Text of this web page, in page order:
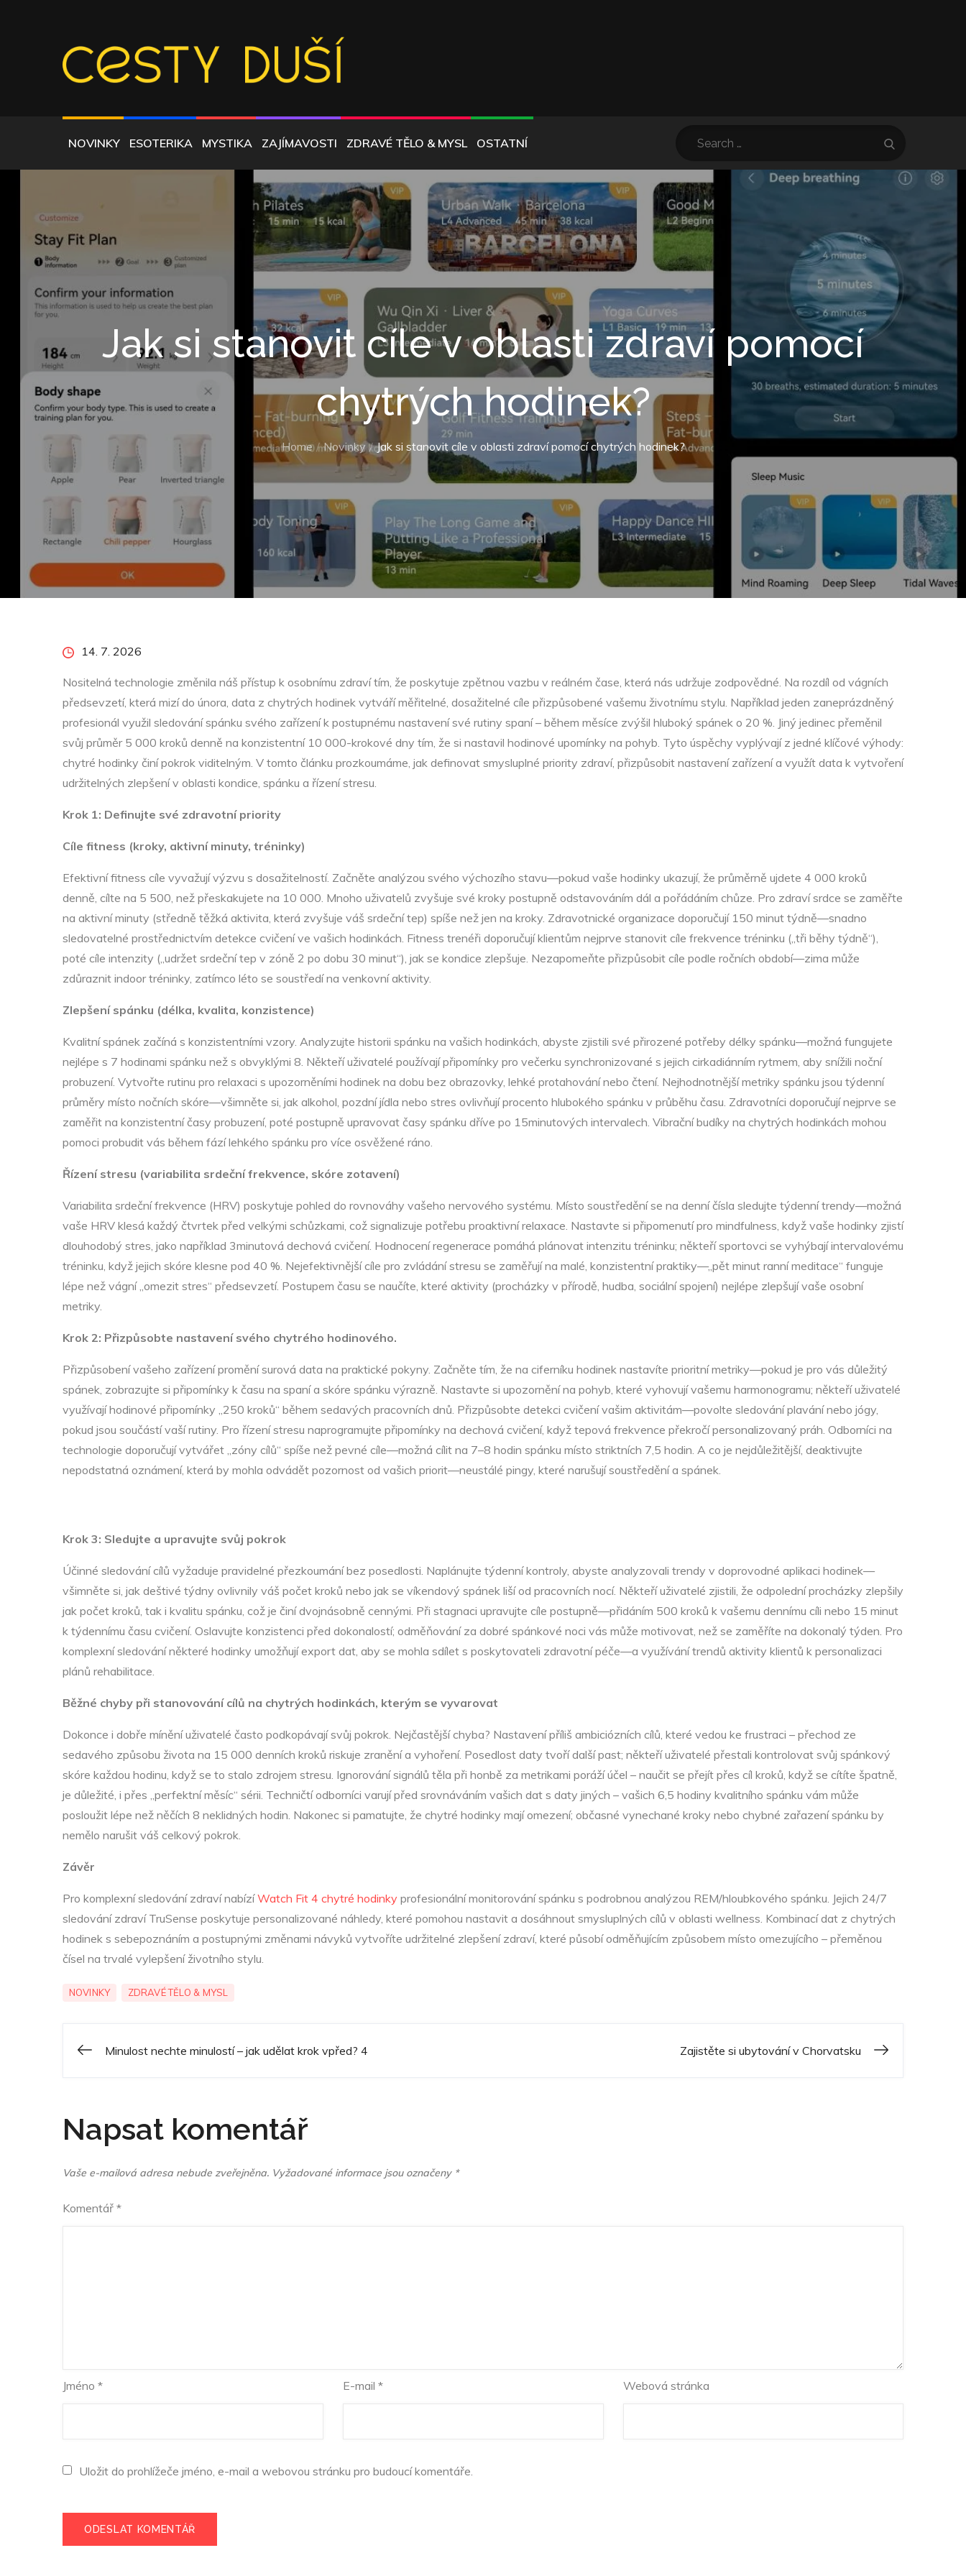
DALŠÍ WEB POUŽÍVAJÍCÍ WORDPRESS
NOVINKY ESOTERIKA MYSTIKA ZAJÍMAVOSTI ZDRAVÉ TĚLO & MYSL OSTATNÍ
Jak si stanovit cíle v oblasti zdraví pomocí
chytrých hodinek?
Home Novinky Jak si stanovit cíle v oblasti zdraví pomocí chytrých hodinek?
Posted14. 7. 2026
Nositelná technologie změnila náš přístup k osobnímu zdraví tím, že poskytuje zpětnou vazbu v reálném čase, která nás udržuje zodpovědné. Na rozdíl od vágních
předsevzetí, která mizí do února, data z chytrých hodinek vytváří měřitelné, dosažitelné cíle přizpůsobené vašemu životnímu stylu. Například jeden zaneprázdněný
profesionál využil sledování spánku svého zařízení k postupnému nastavení své rutiny spaní – během měsíce zvýšil hluboký spánek o 20 %. Jiný jedinec přeměnil
svůj průměr 5 000 kroků denně na konzistentní 10 000-krokové dny tím, že si nastavil hodinové upomínky na pohyb. Tyto úspěchy vyplývají z jedné klíčové výhody:
chytré hodinky činí pokrok viditelným. V tomto článku prozkoumáme, jak definovat smysluplné priority zdraví, přizpůsobit nastavení zařízení a využít data k vytvoření
udržitelných zlepšení v oblasti kondice, spánku a řízení stresu.
Krok 1: Definujte své zdravotní priority
Cíle fitness (kroky, aktivní minuty, tréninky)
Efektivní fitness cíle vyvažují výzvu s dosažitelností. Začněte analýzou svého výchozího stavu—pokud vaše hodinky ukazují, že průměrně ujdete 4 000 kroků
denně, cílte na 5 500, než přeskakujete na 10 000. Mnoho uživatelů zvyšuje své kroky postupně odstavováním dál a pořádáním chůze. Pro zdraví srdce se zaměřte
na aktivní minuty (středně těžká aktivita, která zvyšuje váš srdeční tep) spíše než jen na kroky. Zdravotnické organizace doporučují 150 minut týdně—snadno
sledovatelné prostřednictvím detekce cvičení ve vašich hodinkách. Fitness trenéři doporučují klientům nejprve stanovit cíle frekvence tréninku („tři běhy týdně“),
poté cíle intenzity („udržet srdeční tep v zóně 2 po dobu 30 minut“), jak se kondice zlepšuje. Nezapomeňte přizpůsobit cíle podle ročních období—zima může
zdůraznit indoor tréninky, zatímco léto se soustředí na venkovní aktivity.
Zlepšení spánku (délka, kvalita, konzistence)
Kvalitní spánek začíná s konzistentními vzory. Analyzujte historii spánku na vašich hodinkách, abyste zjistili své přirozené potřeby délky spánku—možná fungujete
nejlépe s 7 hodinami spánku než s obvyklými 8. Někteří uživatelé používají připomínky pro večerku synchronizované s jejich cirkadiánním rytmem, aby snížili noční
probuzení. Vytvořte rutinu pro relaxaci s upozorněními hodinek na dobu bez obrazovky, lehké protahování nebo čtení. Nejhodnotnější metriky spánku jsou týdenní
průměry místo nočních skóre—všimněte si, jak alkohol, pozdní jídla nebo stres ovlivňují procento hlubokého spánku v průběhu času. Zdravotníci doporučují nejprve se
zaměřit na konzistentní časy probuzení, poté postupně upravovat časy spánku dříve po 15minutových intervalech. Vibrační budíky na chytrých hodinkách mohou
pomoci probudit vás během fází lehkého spánku pro více osvěžené ráno.
Řízení stresu (variabilita srdeční frekvence, skóre zotavení)
Variabilita srdeční frekvence (HRV) poskytuje pohled do rovnováhy vašeho nervového systému. Místo soustředění se na denní čísla sledujte týdenní trendy—možná
vaše HRV klesá každý čtvrtek před velkými schůzkami, což signalizuje potřebu proaktivní relaxace. Nastavte si připomenutí pro mindfulness, když vaše hodinky zjistí
dlouhodobý stres, jako například 3minutová dechová cvičení. Hodnocení regenerace pomáhá plánovat intenzitu tréninku; někteří sportovci se vyhýbají intervalovému
tréninku, když jejich skóre klesne pod 40 %. Nejefektivnější cíle pro zvládání stresu se zaměřují na malé, konzistentní praktiky—„pět minut ranní meditace“ funguje
lépe než vágní „omezit stres“ předsevzetí. Postupem času se naučíte, které aktivity (procházky v přírodě, hudba, sociální spojení) nejlépe zlepšují vaše osobní
metriky.
Krok 2: Přizpůsobte nastavení svého chytrého hodinového.
Přizpůsobení vašeho zařízení promění surová data na praktické pokyny. Začněte tím, že na ciferníku hodinek nastavíte prioritní metriky—pokud je pro vás důležitý
spánek, zobrazujte si připomínky k času na spaní a skóre spánku výrazně. Nastavte si upozornění na pohyb, které vyhovují vašemu harmonogramu; někteří uživatelé
využívají hodinové připomínky „250 kroků“ během sedavých pracovních dnů. Přizpůsobte detekci cvičení vašim aktivitám—povolte sledování plavání nebo jógy,
pokud jsou součástí vaší rutiny. Pro řízení stresu naprogramujte připomínky na dechová cvičení, když tepová frekvence překročí personalizovaný práh. Odborníci na
technologie doporučují vytvářet „zóny cílů“ spíše než pevné cíle—možná cílit na 7–8 hodin spánku místo striktních 7,5 hodin. A co je nejdůležitější, deaktivujte
nepodstatná oznámení, která by mohla odvádět pozornost od vašich priorit—neustálé pingy, které narušují soustředění a spánek.
Krok 3: Sledujte a upravujte svůj pokrok
Účinné sledování cílů vyžaduje pravidelné přezkoumání bez posedlosti. Naplánujte týdenní kontroly, abyste analyzovali trendy v doprovodné aplikaci hodinek—
všimněte si, jak deštivé týdny ovlivnily váš počet kroků nebo jak se víkendový spánek liší od pracovních nocí. Někteří uživatelé zjistili, že odpolední procházky zlepšily
jak počet kroků, tak i kvalitu spánku, což je činí dvojnásobně cennými. Při stagnaci upravujte cíle postupně—přidáním 500 kroků k vašemu dennímu cíli nebo 15 minut
k týdennímu času cvičení. Oslavujte konzistenci před dokonalostí; odměňování za dobré spánkové noci vás může motivovat, než se zaměříte na dokonalý týden. Pro
komplexní sledování některé hodinky umožňují export dat, aby se mohla sdílet s poskytovateli zdravotní péče—a využívání trendů aktivity klientů k personalizaci
plánů rehabilitace.
Běžné chyby při stanovování cílů na chytrých hodinkách, kterým se vyvarovat
Dokonce i dobře mínění uživatelé často podkopávají svůj pokrok. Nejčastější chyba? Nastavení příliš ambiciózních cílů, které vedou ke frustraci – přechod ze
sedavého způsobu života na 15 000 denních kroků riskuje zranění a vyhoření. Posedlost daty tvoří další past; někteří uživatelé přestali kontrolovat svůj spánkový
skóre každou hodinu, když se to stalo zdrojem stresu. Ignorování signálů těla při honbě za metrikami poráží účel – naučit se přejít přes cíl kroků, když se cítíte špatně,
je důležité, i přes „perfektní měsíc“ sérii. Techničtí odborníci varují před srovnáváním vašich dat s daty jiných – vašich 6,5 hodiny kvalitního spánku vám může
posloužit lépe než něčích 8 neklidných hodin. Nakonec si pamatujte, že chytré hodinky mají omezení; občasné vynechané kroky nebo chybné zařazení spánku by
nemělo narušit váš celkový pokrok.
Závěr
Pro komplexní sledování zdraví nabízíWatch Fit 4 chytré hodinky profesionální monitorování spánku s podrobnou analýzou REM/hloubkového spánku. Jejich 24/7
sledování zdraví TruSense poskytuje personalizované náhledy, které pomohou nastavit a dosáhnout smysluplných cílů v oblasti wellness. Kombinací dat z chytrých
hodinek s sebepoznáním a postupnými změnami návyků vytvoříte udržitelné zlepšení zdraví, které působí odměňujícím způsobem místo omezujícího – přeměnou
čísel na trvalé vylepšení životního stylu.
NOVINKY ZDRAVÉ TĚLO & MYSL
Navigace
příspěvek
Minulost nechte minulostí – jak udělat krok vpřed? 4 Zajistěte si ubytování v Chorvatsku
Napsat komentář
Vaše e-mailová adresa nebude zveřejněna. Vyžadované informace jsou označeny *
Komentář *
Jméno * E-mail * Webová stránka
Uložit do prohlížeče jméno, e-mail a webovou stránku pro budoucí komentáře.